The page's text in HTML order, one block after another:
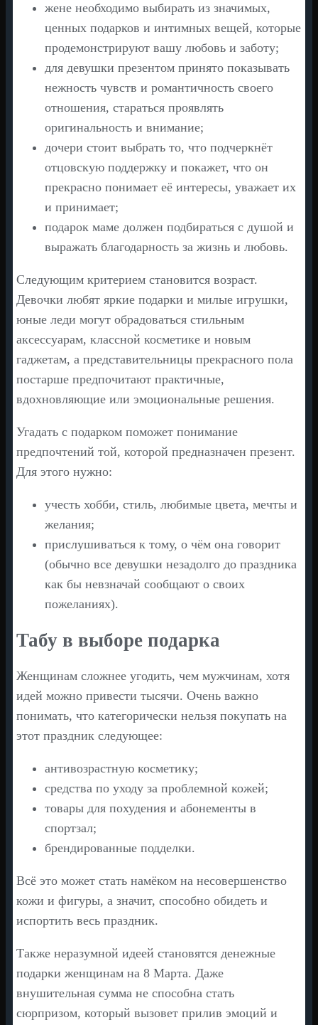
жене необходимо выбирать из значимых,
ценных подарков и интимных вещей, которые
продемонстрируют вашу любовь и заботу;
для девушки презентом принято показывать
нежность чувств и романтичность своего
отношения, стараться проявлять
оригинальность и внимание;
дочери стоит выбрать то, что подчеркнёт
отцовскую поддержку и покажет, что он
прекрасно понимает её интересы, уважает их
и принимает;
подарок маме должен подбираться с душой и
выражать благодарность за жизнь и любовь.
Следующим критерием становится возраст.
Девочки любят яркие подарки и милые игрушки,
юные леди могут обрадоваться стильным
аксессуарам, классной косметике и новым
гаджетам, а представительницы прекрасного пола
постарше предпочитают практичные,
вдохновляющие или эмоциональные решения.
Угадать с подарком поможет понимание
предпочтений той, которой предназначен презент.
Для этого нужно:
учесть хобби, стиль, любимые цвета, мечты и
желания;
прислушиваться к тому, о чём она говорит
(обычно все девушки незадолго до праздника
как бы невзначай сообщают о своих
пожеланиях).
Табу в выборе подарка
Женщинам сложнее угодить, чем мужчинам, хотя
идей можно привести тысячи. Очень важно
понимать, что категорически нельзя покупать на
этот праздник следующее:
антивозрастную косметику;
средства по уходу за проблемной кожей;
товары для похудения и абонементы в
спортзал;
брендированные подделки.
Всё это может стать намёком на несовершенство
кожи и фигуры, а значит, способно обидеть и
испортить весь праздник.
Также неразумной идеей становятся денежные
подарки женщинам на 8 Марта. Даже
внушительная сумма не способна стать
сюрпризом, который вызовет прилив эмоций и